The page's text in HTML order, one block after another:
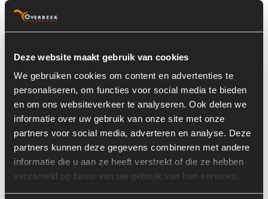
Deze website maakt gebruik van cookies
We gebruiken cookies om content en advertenties te
personaliseren, om functies voor social media te bieden
en om ons websiteverkeer te analyseren. Ook delen we
informatie over uw gebruik van onze site met onze
partners voor social media, adverteren en analyse. Deze
partners kunnen deze gegevens combineren met andere
informatie die u aan ze heeft verstrekt of die ze hebben
verzameld op basis van uw gebruik van hun services.
Prijs op aanvraag